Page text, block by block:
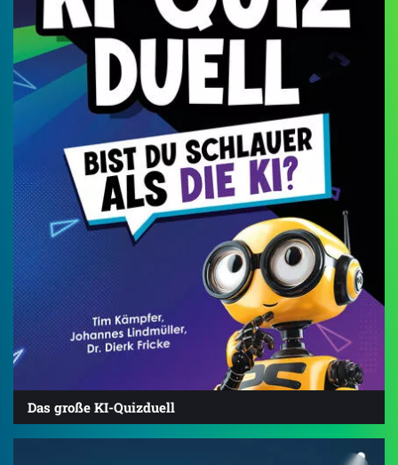
Das große KI-Quizduell